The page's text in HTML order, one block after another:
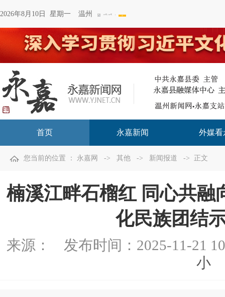
2026年8月10日 星期一 温州
首页 永嘉新闻 外媒看
您当前的位置 ： 永嘉网 -> 其他 -> 新闻报道 -> 正文
楠溪江畔石榴红 同心共
化民族团结
来源： 发布时间： 2025-11-21
小